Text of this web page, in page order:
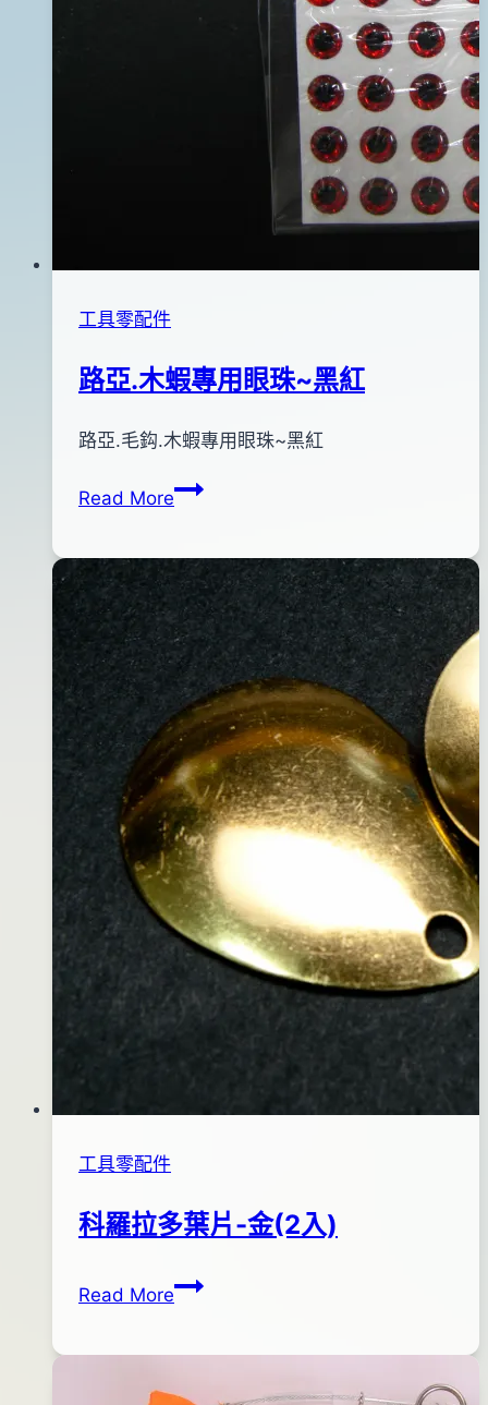
工具零配件
路亞.木蝦專用眼珠~黑紅
Bybc
shop
2012
06
16
日
2017
年
03
月
28
路亞.毛鈎.木蝦專用眼珠~黑紅
Read More路
專
用
眼
珠
~
黑
紅
工具零配件
科羅拉多葉片-金(2入)
By anna
2012
Read More科